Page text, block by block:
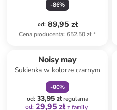
-86%
od: 89,95 zł
Cena producenta: 652,50 zł*
Noisy may
Sukienka w kolorze czarnym
-80%
od: 33,95 złregularna
od: 29,95 zł z family